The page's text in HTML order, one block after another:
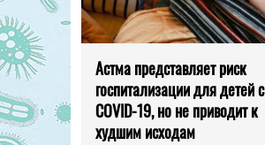
Астма представляет риск
госпитализации для детей с
COVID-19, но не приводит к
худшим исходам